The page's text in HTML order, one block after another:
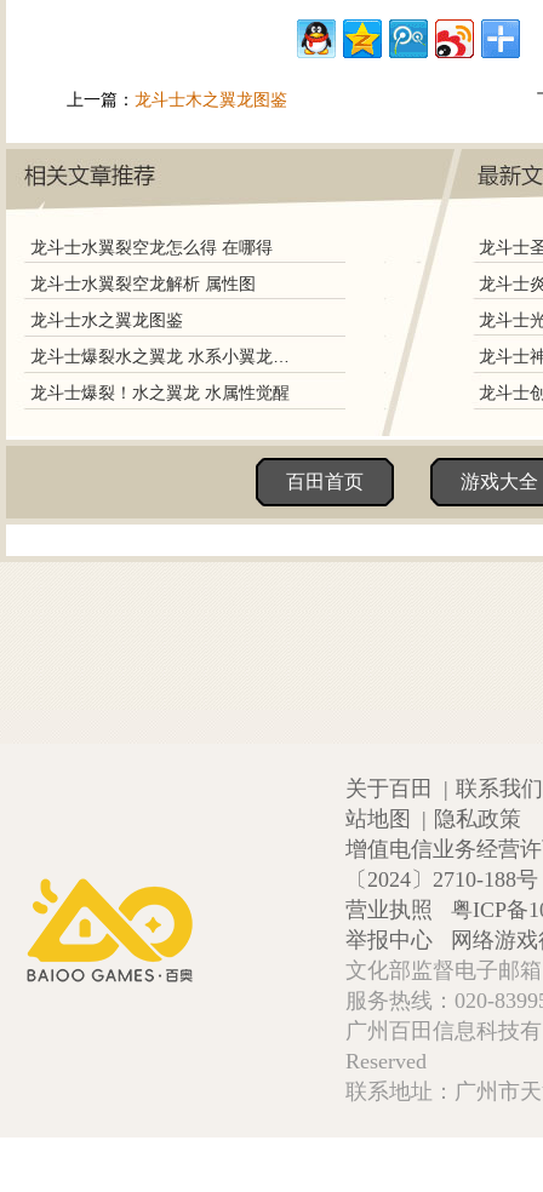
上一篇： 龙斗士木之翼龙图鉴
龙斗士水翼裂空龙怎么得 在哪得
龙斗士水翼裂空龙解析 属性图
龙斗士水之翼龙图鉴
龙斗士爆裂水之翼龙 水系小翼龙登场
龙斗士爆裂！水之翼龙 水属性觉醒
百田首页 游戏大全
关于百田 | 联系我们
站地图
| 隐私政策
增值电信业务经营
〔2024〕2710-188号
营业执照
粤ICP备
举报中心
网络游
文化部监督电子邮
服务热线：020-
广州百田信息科技
Reserved
联系地址：广州市